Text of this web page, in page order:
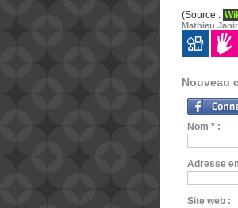
(Source :
Mathieu
Nouveau
Nom * :
Adresse
Site web :